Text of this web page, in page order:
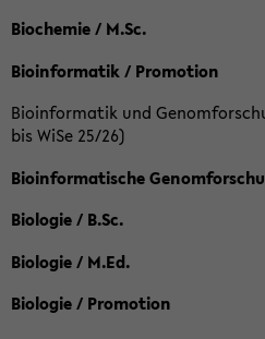
Biochemie / M.Sc.
Bioinformatik / Promotion
Bioinformatik und
bis WiSe 25/26)
Bioinformatische
Biologie / B.Sc.
Biologie / M.Ed.
Biologie / Promotion